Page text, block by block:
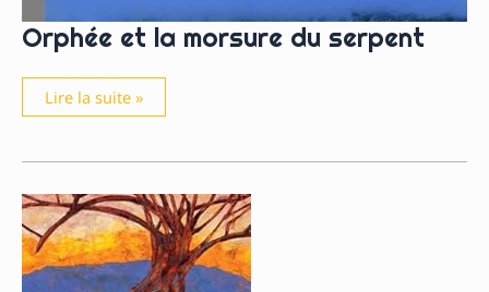
Orphée et la morsure du serpent
Orphée
et
du
Lire la suite »